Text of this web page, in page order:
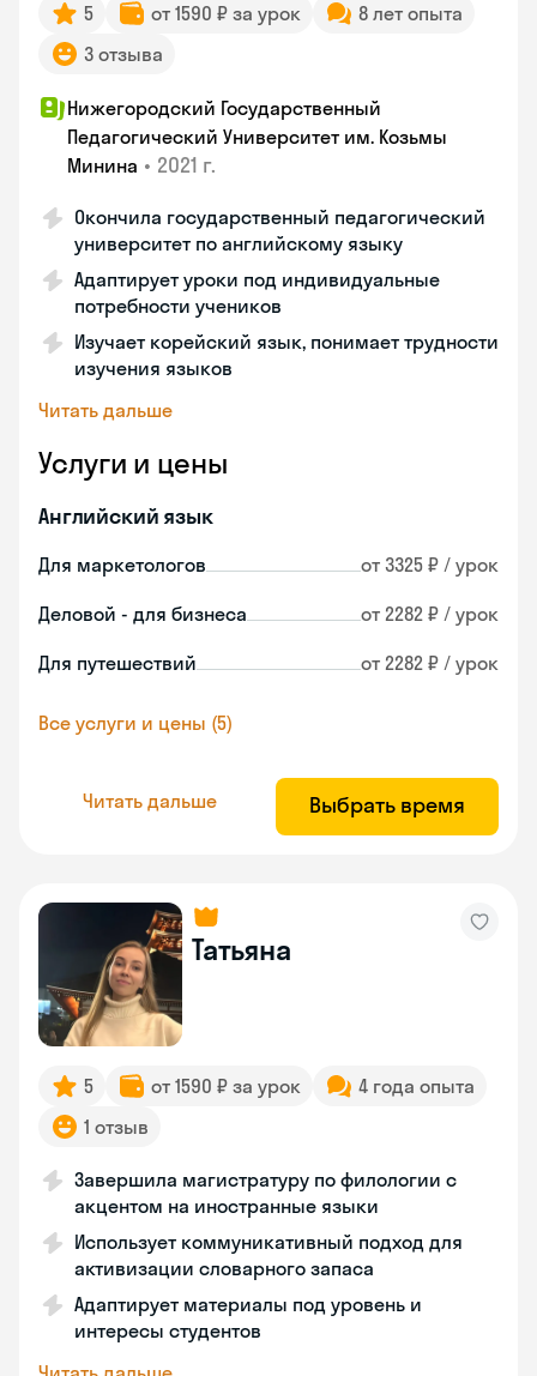
5 от 1590 ₽ за урок
8 лет опыта
3 отзыва
Нижегородский Государственный
Педагогический Университет им. Козьмы
Минина • 2021 г.
Окончила государственный педагогический
университет по английскому языку
Адаптирует уроки под индивидуальные
потребности учеников
Изучает корейский язык, понимает трудности
изучения языков
Читать дальше
Услуги и цены
Английский язык
Для маркетологов от 3325 ₽ / урок
Деловой - для бизнеса от 2282 ₽ / урок
Для путешествий от 2282 ₽ / урок
Все услуги и цены (5)
Читать дальше Выбрать время
Татьяна
5 от 1590 ₽ за урок
4 года опыта
1 отзыв
Завершила магистратуру по филологии с
акцентом на иностранные языки
Использует коммуникативный подход для
активизации словарного запаса
Адаптирует материалы под уровень и
интересы студентов